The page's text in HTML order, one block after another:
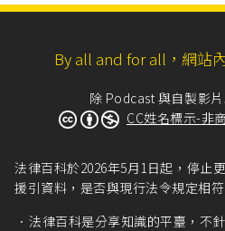
By all and for all，網站
除 Podcast 與自製影
CC姓名標示-非
法律百科於2026年5月1日起，停止
援引資料，是否與現行法令規定相符
法律百科是分享知識的平臺，不